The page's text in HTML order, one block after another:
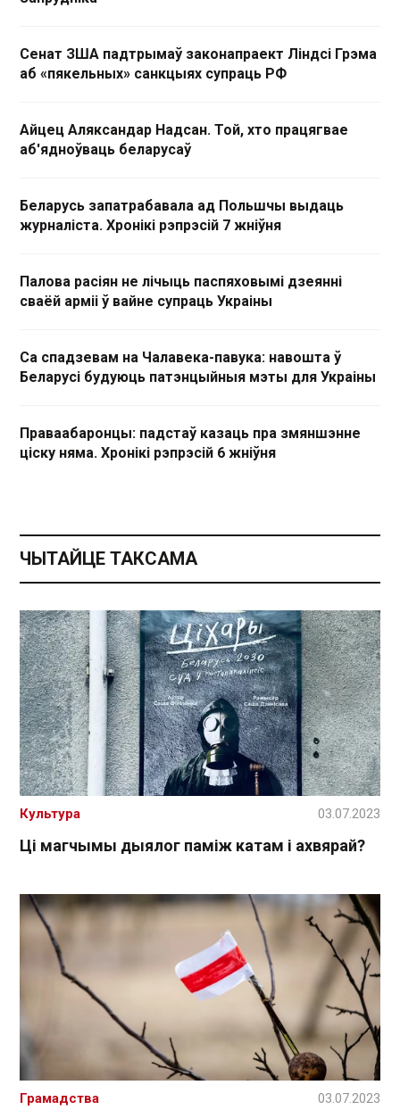
Сенат ЗША падтрымаў законапраект Ліндсі Грэма
аб «пякельных» санкцыях супраць РФ
Айцец Аляксандар Надсан. Той, хто працягвае
аб'ядноўваць беларусаў
Беларусь запатрабавала ад Польшчы выдаць
журналіста. Хронікі рэпрэсій 7 жніўня
Палова расіян не лічыць паспяховымі дзеянні
сваёй арміі ў вайне супраць Украіны
Са спадзевам на Чалавека-павука: навошта ў
Беларусі будуюць патэнцыйныя мэты для Украіны
Праваабаронцы: падстаў казаць пра змяншэнне
ціску няма. Хронікі рэпрэсій 6 жніўня
ЧЫТАЙЦЕ ТАКСАМА
Ці магчымы дыялог паміж катам і ахвярай?
Культура 03.07.2023
Грамадства 03.07.2023